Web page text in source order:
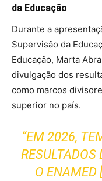
da Educação
Durante a
Supervisão da
Educação, Marta
divulgação dos
como marcos
superior no país.
“EM 2026,
O ENAMED